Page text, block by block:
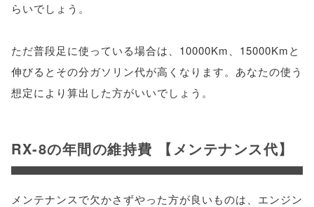
らいでしょう。
ただ普段足に使っている場合は、10000Km、15000Kmと
伸びるとその分ガソリン代が高くなります。あなたの使う
想定により算出した方がいいでしょう。
RX-8の年間の維持費 【メンテナンス代】
メンテナンスで欠かさずやった方が良いものは、エンジン